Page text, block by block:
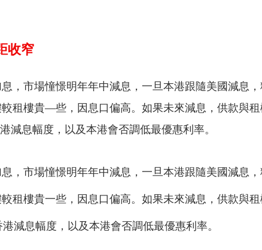
收窄
，市場憧憬明年年中減息，一旦本港跟隨美國減息
租樓貴—些，因息口偏高。如果未來減息，供款與
減息幅度，以及本港會否調低最優惠利率。
，市場憧憬明年年中減息，一旦本港跟隨美國減息
租樓貴一些，因息口偏高。如果未來減息，供款與
減息幅度，以及本港會否調低最優惠利率。